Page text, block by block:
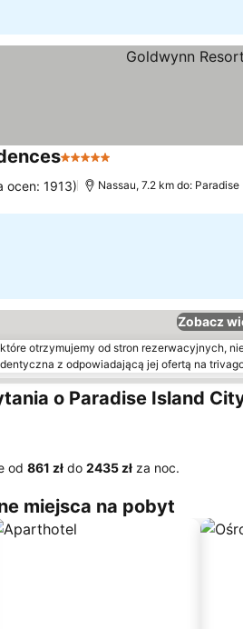
5 Kategoria
ocen: 1913) Nassau, 7.2 km do:
Zobacz
otrzymujemy od stron rezerwacyjnych,
z odpowiadającą jej ofertą na
o Paradise Island
od ‎861 zł do ‎2435 zł za noc.
miejsca na pobyt